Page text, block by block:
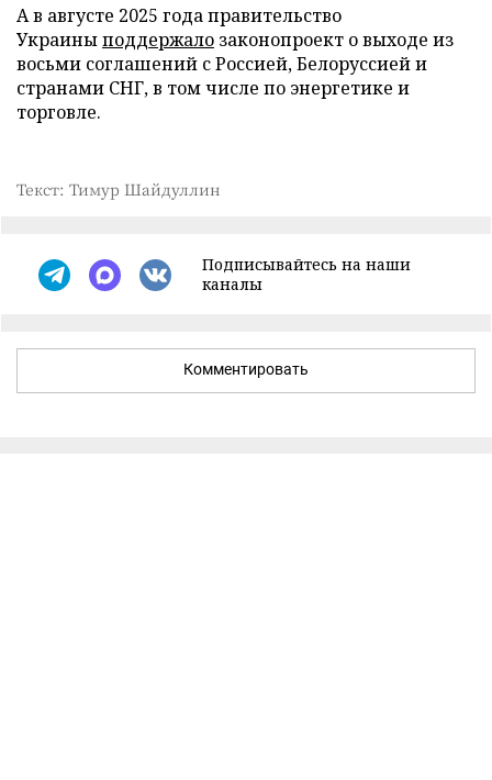
А в августе 2025 года правительство
Украиныподдержало законопроект о выходе из
восьми соглашений с Россией, Белоруссией и
странами СНГ, в том числе по энергетике и
торговле.
Текст: Тимур Шайдуллин
Подписывайтесь на наши
каналы
Комментировать